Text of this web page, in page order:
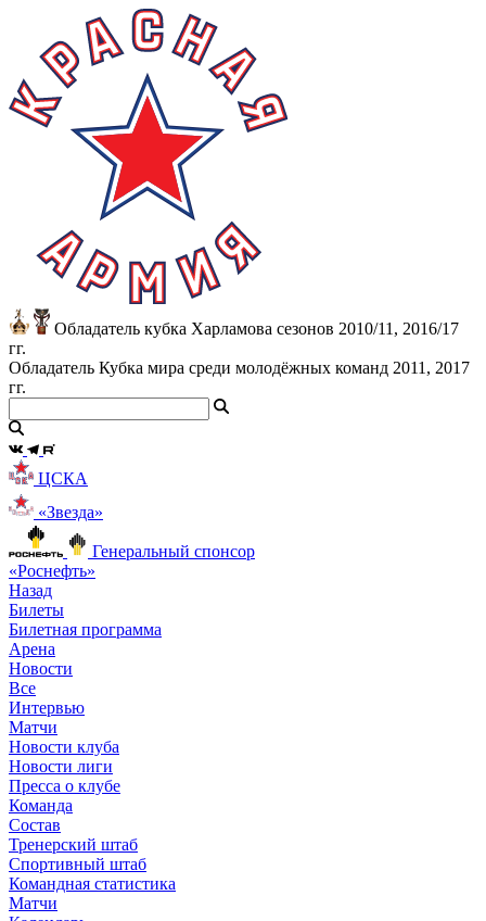
Обладатель кубка Харламова сезонов 2010/11, 2016/17
гг.
Обладатель Кубка мира среди молодёжных команд 2011, 2017
гг.
ЦСКА
«Звезда»
Генеральный спонсор
«Роснефть»
Назад
Билеты
Билетная программа
Арена
Новости
Все
Интервью
Матчи
Новости клуба
Новости лиги
Пресса о клубе
Команда
Состав
Тренерский штаб
Спортивный штаб
Командная статистика
Матчи